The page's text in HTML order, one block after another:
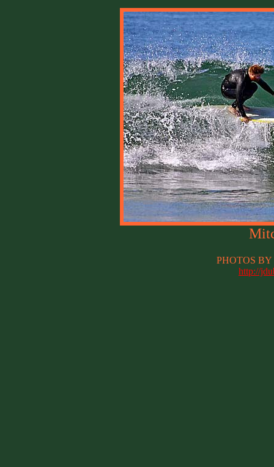
PHOTOS
http://